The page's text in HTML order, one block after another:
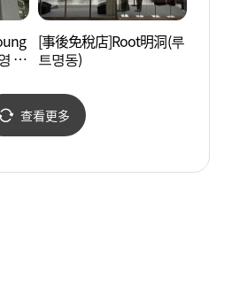
명
[事後免稅店]Root明洞(루
트명동)
查看更多